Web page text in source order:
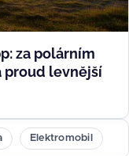
za polárním
proud levnější
Elektromobil